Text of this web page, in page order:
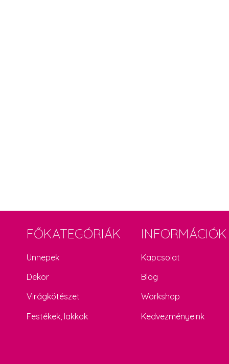
FŐKATEGÓRIÁK
Ünnepek
Dekor
Virágkötészet
Festékek, lakkok
INFORMÁCIÓK
Kapcsolat
Blog
Workshop
Kedvezményeink